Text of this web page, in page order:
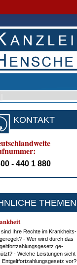
KONTAKT
- 440 1 880
THEMEN
sind Ih­re Rech­te im Krank­heits­
- Wer wird durch das
ge­
- Wel­che Leis­tun­gen sieht
Ent­gelt­fort­zah­lungs­ge­setz vor?